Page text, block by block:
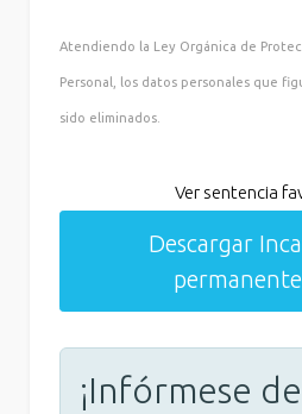
Atendiendo la Ley Orgánica de
Personal, los datos personales que
sido eliminados.
Ver sentencia
Descargar
¡Infórmese